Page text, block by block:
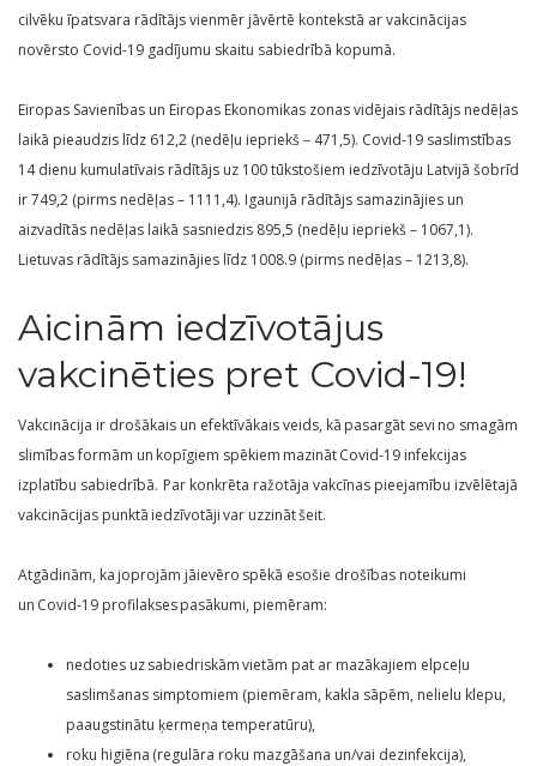
cilvēku īpatsvara rādītājs vienmēr jāvērtē kontekstā ar vakcinācijas
novērsto Covid-19 gadījumu skaitu sabiedrībā kopumā.
Eiropas Savienības un Eiropas Ekonomikas zonas vidējais rādītājs nedēļas
laikā pieaudzis līdz 612,2 (nedēļu iepriekš – 471,5). Covid-19 saslimstības
14 dienu kumulatīvais rādītājs uz 100 tūkstošiem iedzīvotāju Latvijā šobrīd
ir 749,2 (pirms nedēļas – 1111,4). Igaunijā rādītājs samazinājies un
aizvadītās nedēļas laikā sasniedzis 895,5 (nedēļu iepriekš – 1067,1).
Lietuvas rādītājs samazinājies līdz 1008.9 (pirms nedēļas – 1213,8).
Aicinām iedzīvotājus
vakcinēties pret Covid-19!
Vakcinācija ir drošākais un efektīvākais veids, kā pasargāt sevi no smagām
slimības formām un kopīgiem spēkiem mazināt Covid-19 infekcijas
izplatību sabiedrībā. Par konkrēta ražotāja vakcīnas pieejamību izvēlētajā
vakcinācijas punktā iedzīvotāji var uzzināt šeit.
Atgādinām, ka joprojām jāievēro spēkā esošie drošības noteikumi
un Covid-19 profilakses pasākumi, piemēram:
nedoties uz sabiedriskām vietām pat ar mazākajiem elpceļu
saslimšanas simptomiem (piemēram, kakla sāpēm, nelielu klepu,
paaugstinātu ķermeņa temperatūru),
roku higiēna (regulāra roku mazgāšana un/vai dezinfekcija),